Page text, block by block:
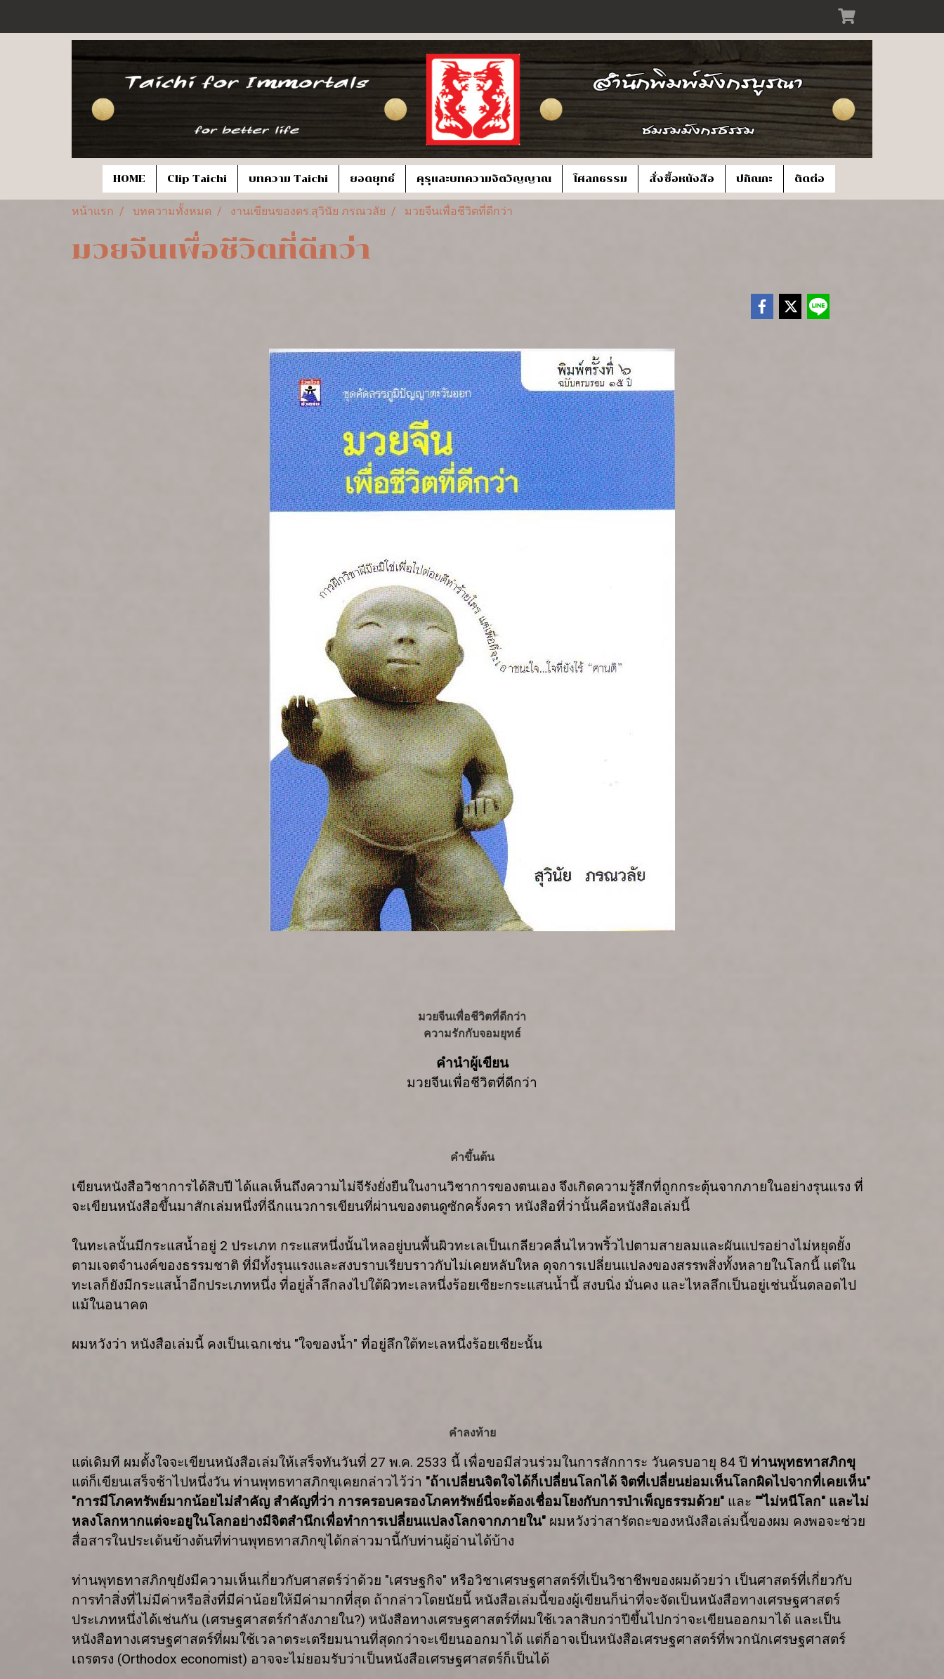
HOME Clip Taichi บทความ Taichi ยอดยุทธ์ คุรุและบทความจิตวิญญาณ โศลกธรรม สั่งซื้อหนังสือ ปกิณกะ ติดต่อ
หน้าแรก บทความทั้งหมด งานเขียนของดร.สุวินัย ภรณวลัย มวยจีนเพื่อชีวิตที่ดีกว่า
มวยจีนเพื่อชีวิตที่ดีกว่า
มวยจีนเพื่อชีวิตที่ดีกว่า
ความรักกับจอมยุทธ์
คำนำผู้เขียน
มวยจีนเพื่อชีวิตที่ดีกว่า
คำขึ้นต้น
เขียนหนังสือวิชาการได้สิบปี ได้แลเห็นถึงความไม่จีรังยั่งยืนในงานวิชาการของตนเอง จึงเกิดความรู้สึกที่ถูกกระตุ้นจากภายในอย่างรุนแรง ที่
จะเขียนหนังสือขึ้นมาสักเล่มหนึ่งที่ฉีกแนวการเขียนที่ผ่านของตนดูซักครั้งครา หนังสือที่ว่านั้นคือหนังสือเล่มนี้
ในทะเลนั้นมีกระแสน้ำอยู่ 2 ประเภท กระแสหนึ่งนั้นไหลอยู่บนพื้นผิวทะเลเป็นเกลียวคลื่นไหวพริ้วไปตามสายลมและผันแปรอย่างไม่หยุดยั้ง
ตามเจตจำนงค์ของธรรมชาติ ที่มีทั้งรุนแรงและสงบราบเรียบราวกับไม่เคยหลับใหล ดุจการเปลี่ยนแปลงของสรรพสิ่งทั้งหลายในโลกนี้ แต่ใน
ทะเลก็ยังมีกระแสน้ำอีกประเภทหนึ่ง ที่อยู่ล้ำลึกลงไปใต้ผิวทะเลหนึ่งร้อยเซียะกระแสนน้ำนี้ สงบนิ่ง มั่นคง และไหลลึกเป็นอยู่เช่นนั้นตลอดไป
แม้ในอนาคต
ผมหวังว่า หนังสือเล่มนี้ คงเป็นเฉกเช่น "ใจของน้ำ" ที่อยู่ลึกใต้ทะเลหนึ่งร้อยเซียะนั้น
คำลงท้าย
แต่เดิมที ผมตั้งใจจะเขียนหนังสือเล่มให้เสร็จทันวันที่ 27 พ.ค. 2533 นี้ เพื่อขอมีส่วนร่วมในการสักการะ วันครบอายุ 84ปี ท่านพุทธทาสภิกขุ
แต่ก็เขียนเสร็จช้าไปหนึ่งวัน ท่านพุทธทาสภิกขุเคยกล่าวไว้ว่า "ถ้าเปลี่ยนจิตใจได้ก็เปลี่ยนโลกได้ จิตที่เปลี่ยนย่อมเห็นโลกผิดไปจากที่เคยเห็น"
"การมีโภคทรัพย์มากน้อยไม่สำคัญ สำคัญที่ว่า การครอบครองโภคทรัพย์นี่จะต้องเชื่อมโยงกับการบำเพ็ญธรรมด้วย" และ ""ไม่หนีโลก" และไม่
หลงโลกหากแต่จะอยูในโลกอย่างมีจิตสำนึกเพื่อทำการเปลี่ยนแปลงโลกจากภายใน" ผมหวังว่าสารัตถะของหนังสือเล่มนี้ของผม คงพอจะช่วย
สื่อสารในประเด้นข้างต้นที่ท่านพุทธทาสภิกขุได้กล่าวมานี้กับท่านผู้อ่านได้บ้าง
ท่านพุทธทาสภิกขุยังมีความเห็นเกี่ยวกับศาสตร์ว่าด้วย "เศรษฐกิจ" หรือวิชาเศรษฐศาสตร์ที่เป็นวิชาชีพของผมด้วยว่า เป็นศาสตร์ที่เกี่ยวกับ
การทำสิ่งที่ไม่มีค่าหรือสิ่งที่มีค่าน้อยให้มีค่ามากที่สุด ถ้ากล่าวโดยนัยนี้ หนังสือเล่มนี้ของผู้เขียนก็น่าที่จะจัดเป็นหนังสือทางเศรษฐศาสตร์
ประเภทหนึ่งได้เช่นกัน (เศรษฐศาสตร์กำลังภายใน?) หนังสือทางเศรษฐศาสตร์ที่ผมใช้เวลาสิบกว่าปีขึ้นไปกว่าจะเขียนออกมาได้ และเป็น
หนังสือทางเศรษฐศาสตร์ที่ผมใช้เวลาตระเตรียมนานที่สุดกว่าจะเขียนออกมาได้ แต่ก็อาจเป็นหนังสือเศรษฐศาสตร์ที่พวกนักเศรษฐศาสตร์
เถรตรง (Orthodox economist) อาจจะไม่ยอมรับว่าเป็นหนังสือเศรษฐศาสตร์ก็เป็นได้